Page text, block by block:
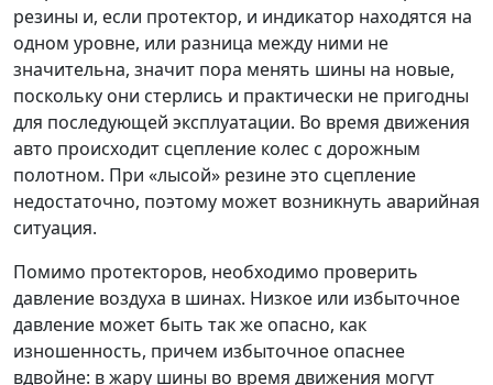
резины и, если протектор, и индикатор находятся на
одном уровне, или разница между ними не
значительна, значит пора менять шины на новые,
поскольку они стерлись и практически не пригодны
для последующей эксплуатации. Во время движения
авто происходит сцепление колес с дорожным
полотном. При «лысой» резине это сцепление
недостаточно, поэтому может возникнуть аварийная
ситуация.
Помимо протекторов, необходимо проверить
давление воздуха в шинах. Низкое или избыточное
давление может быть так же опасно, как
изношенность, причем избыточное опаснее
вдвойне: в жару шины во время движения могут